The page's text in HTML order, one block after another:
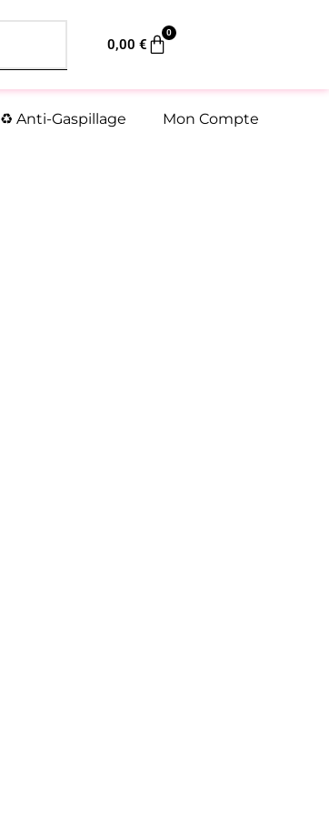
0,00€
0
Panier
♻️ Anti-Gaspillage Mon Compte